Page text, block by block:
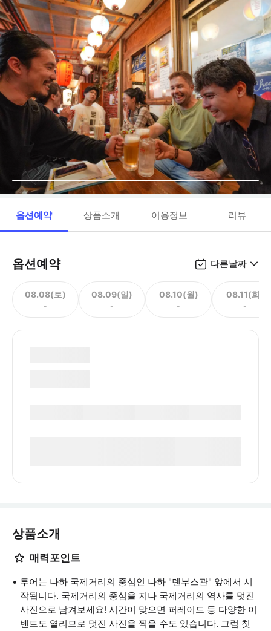
옵션예약 상품소개 이용정보 리뷰
옵션예약 다른날짜
08.08(토)
-
08.09(일)
-
08.10(월)
-
08.11(화)
-
상품소개
매력포인트
투어는 나하 국제거리의 중심인 나하 "덴부스관" 앞에서 시
작됩니다. 국제거리의 중심을 지나 국제거리의 역사를 멋진
사진으로 남겨보세요! 시간이 맞으면 퍼레이드 등 다양한 이
벤트도 열리므로 멋진 사진을 찍을 수도 있습니다. 그럼 첫